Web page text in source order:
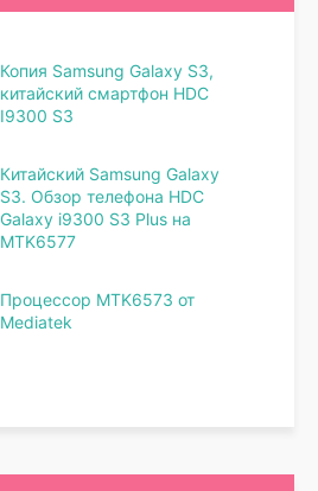
Копия Samsung Galaxy S3,
китайский смартфон HDC
I9300 S3
Китайский Samsung Galaxy
S3. Обзор телефона HDC
Galaxy i9300 S3 Plus на
MTK6577
Процессор MTK6573 от
Mediatek